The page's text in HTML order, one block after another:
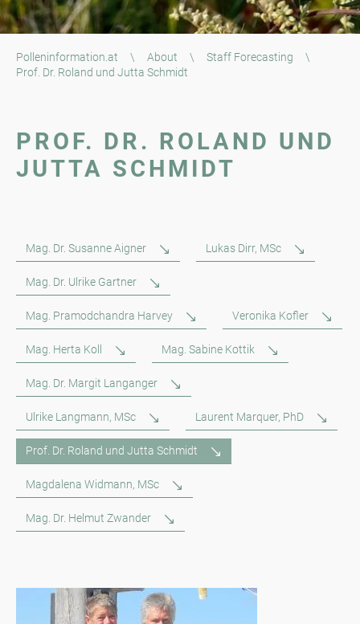
Polleninformation.at \ About \ Staff Forecasting
\
Prof. Dr. Roland und Jutta Schmidt
PROF. DR. ROLAND UND
JUTTA SCHMIDT
Mag. Dr. Susanne Aigner Lukas Dirr, MSc
Mag. Dr. Ulrike Gartner
Mag. Pramodchandra Harvey Veronika Kofler
Mag. Herta Koll Mag. Sabine Kottik
Mag. Dr. Margit Langanger
Ulrike Langmann, MSc Laurent Marquer, PhD
Prof. Dr. Roland und Jutta Schmidt
Magdalena Widmann, MSc
Mag. Dr. Helmut Zwander